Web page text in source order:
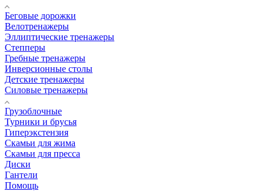
Беговые дорожки
Велотренажеры
Эллиптические тренажеры
Степперы
Гребные тренажеры
Инверсионные столы
Детские тренажеры
Силовые тренажеры
Грузоблочные
Турники и брусья
Гиперэкстензия
Скамьи для жима
Скамьи для пресса
Диски
Гантели
Помощь